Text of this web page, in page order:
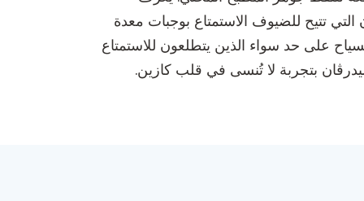
تتيح للضيوف الاستمتاع بوجبات معدة
على حد سواء الذين يتطلعون للاستمتاع
بتجربة لا تُنسى في قلب كازين.